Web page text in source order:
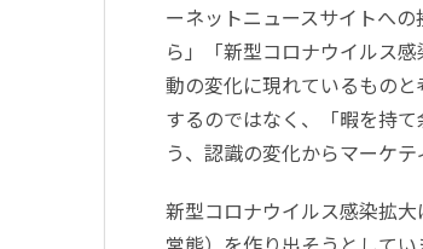
ーネットニュースサイトへ
ら」「新型コロナウイルス
動の変化に現れているもの
するのではなく、「暇を持
う、認識の変化からマーケ
新型コロナウイルス感染拡